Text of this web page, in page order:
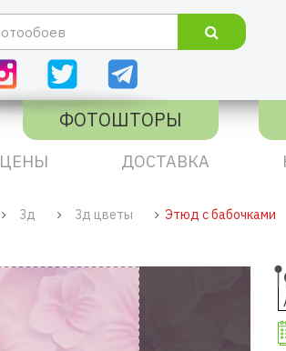
ФОТОШТОРЫ
ЦЕНЫ ДОСТАВКА
3д 3д цветы Этюд с бабочками